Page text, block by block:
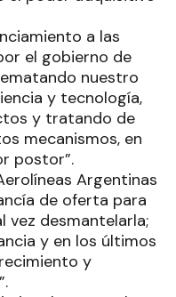
a las
el gobierno de
nuestro
y tecnología,
y tratando de
mecanismos, en
postor”.
Argentinas
de oferta para
vez desmantelarla;
y en los últimos
y